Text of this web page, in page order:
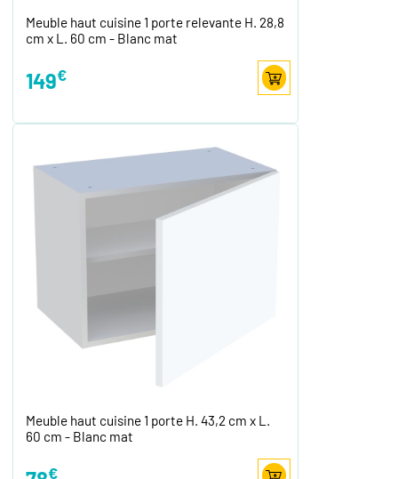
Meuble haut cuisine 1 porte relevante H. 28,8
cm x L. 60 cm - Blanc mat
149€
Meuble haut cuisine 1 porte H. 43,2 cm x L.
60 cm - Blanc mat
€